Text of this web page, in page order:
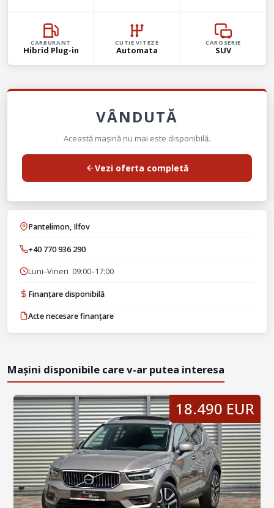
CARBURANT
Hibrid Plug-in
CUTIE VITEZE
Automata
CAROSERIE
SUV
VÂNDUTĂ
Această mașină nu mai este disponibilă.
Vezi oferta completă
Pantelimon, Ilfov
+40 770 936 290
Luni–Vineri 09:00–17:00
Finanțare disponibilă
Acte necesare finanțare
Mașini disponibile care v-ar putea interesa
18.490 EUR